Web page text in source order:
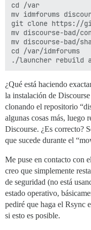
cd /var
mv idmforums
git clone https://
mv discourse-bad/
mv discourse-bad/
cd /var/idmforums
¿Qué está haciendo
la instalación de
clonando el repositorio
algunas cosas más, luego
Discourse. ¿Es correcto?
que sucede durante el
Me puse en contacto con
creo que simplemente
de seguridad (no está
estado operativo,
pediré que haga el Rsync
si esto es posible.